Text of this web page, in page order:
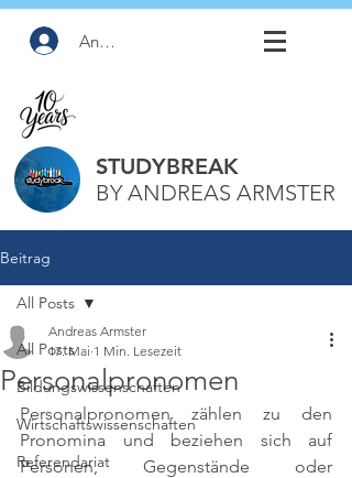
Anmelden
STUDYBREAK
BY ANDREAS ARMSTER
Beitrag
All Posts
Bildungswissenschaften
Wirtschaftswissenschaften
Referendariat
All Posts
Personalpronomen
Andreas Armster
17. Mai 1 Min. Lesezeit
Personalpronomen zählen zu den
Pronomina und beziehen sich auf
Personen, Gegenstände oder